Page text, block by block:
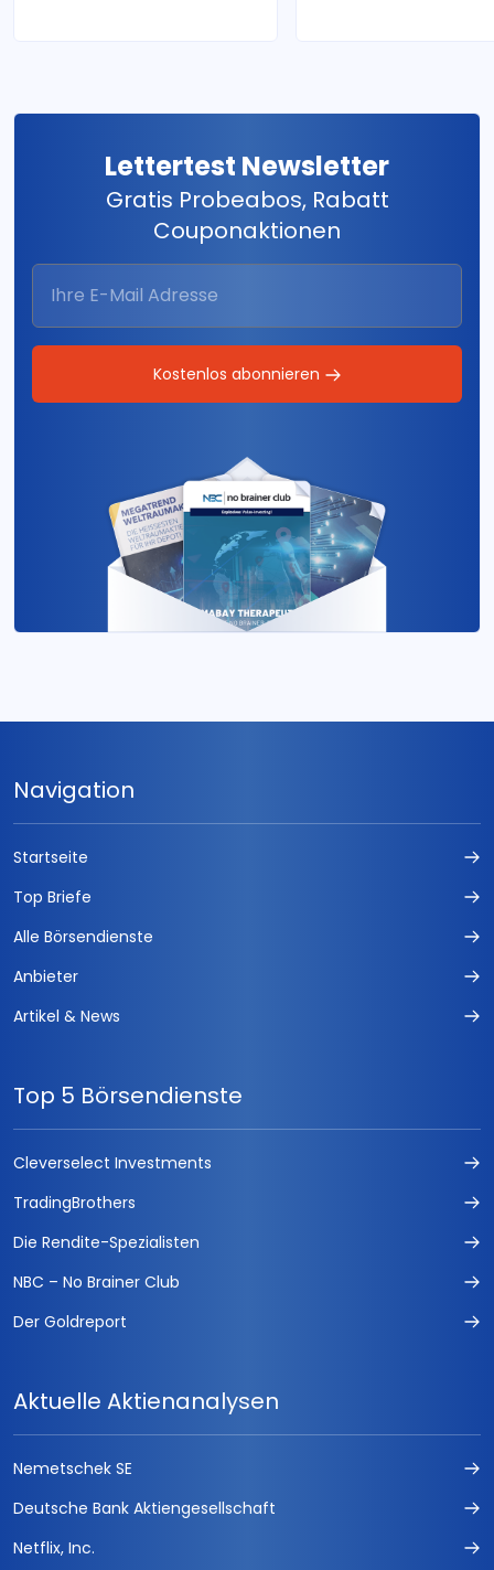
Lettertest Newsletter
Gratis Probeabos, Rabatt
Couponaktionen
Kostenlos abonnieren
Navigation
Startseite
Top Briefe
Alle Börsendienste
Anbieter
Artikel & News
Top 5 Börsendienste
Cleverselect Investments
TradingBrothers
Die Rendite-Spezialisten
NBC – No Brainer Club
Der Goldreport
Aktuelle Aktienanalysen
Nemetschek SE
Deutsche Bank Aktiengesellschaft
Netflix, Inc.